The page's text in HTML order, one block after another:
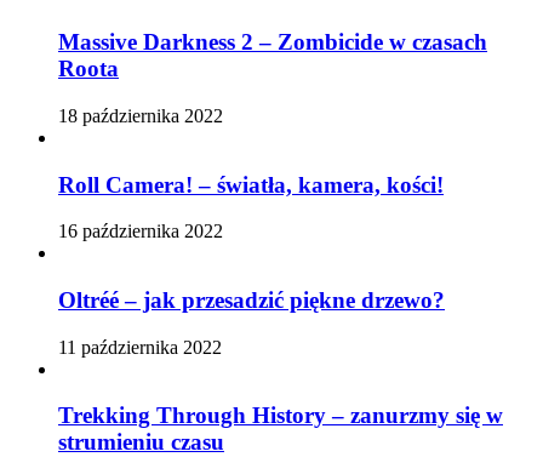
Massive Darkness 2 – Zombicide w czasach
Roota
18 października 2022
Roll Camera! – światła, kamera, kości!
16 października 2022
Oltréé – jak przesadzić piękne drzewo?
11 października 2022
Trekking Through History – zanurzmy się w
strumieniu czasu